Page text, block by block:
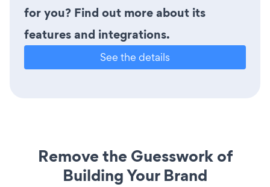
for you? Find out more about its
features and integrations.
See the details
Remove the Guesswork of
Building Your Brand